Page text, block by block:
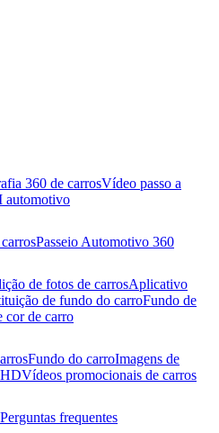
360 de carrosVídeo passo a
automotivo
Passeio Automotivo 360
de fotos de carrosAplicativo
de fundo do carroFundo de
cor de carro
Fundo do carroImagens de
Vídeos promocionais de carros
Perguntas frequentes